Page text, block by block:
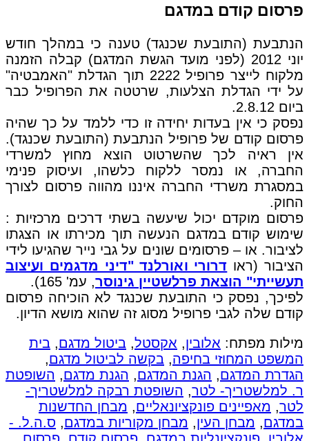
פרסום קודם במדגם
הנתבעת (התובעת שכנגד) טענה כי במהלך חודש
יוני 2012 (לפני מועד הגשת המדגם) קבלה הזמנה
מלקוח לייצר פרופיל 2222 תוך הגדלת "האמבטיה"
על ידי הגדלת הצלעות, שרטטה את הפרופיל כבר
ביום 2.8.12.
נפסק כי אין בעדות יחידה זו כדי ללמד על כך שהיה
פרסום קודם של פרופיל הנתבעת (התובעת שכנגד).
אין ראיה לכך שהשרטוט הוצא מחוץ למשרדי
החברה, או נמסר ללקוח כלשהו, ועיסוק פנימי
במסגרת משרדי החברה איננו מהווה פרסום לצורך
החוק.
פרסום מוקדם יכול שיעשה בשתי דרכים מרכזיות :
שימוש קודם במדגם הנעשה תוך מכירתו או הצגתו
לציבור. או – פרסומים שונים על גבי נייר שהגיעו לידי
הציבור (ראו דרורי ואורלנד "דיני מדגמים ועיצוב
תעשייתי" הוצאת פרלשטיין גינוסר, עמ' 165).
לפיכך, נפסק כי התובעת שכנגד לא הוכיחה פרסום
קודם שלה לגבי פרופיל מסוג זה שהוא מושא הדיון.
מילות מפתח: אלובין, אקסטל, ביטול מדגם, בית
המשפט המחוזי בחיפה, בקשה לביטול מדגם,
הגדרת המדגם, הגנת המדגם, הגנת מדגם, השופטת
ר. למלשטריך- לטר, השופטת רבקה למלשטריך-
לטר, מאפיינים פונקציונאליים, מבחן החדשנות
במדגם, מבחן העין, מבחן מקוריות במדגם, ס.ה.ל. -